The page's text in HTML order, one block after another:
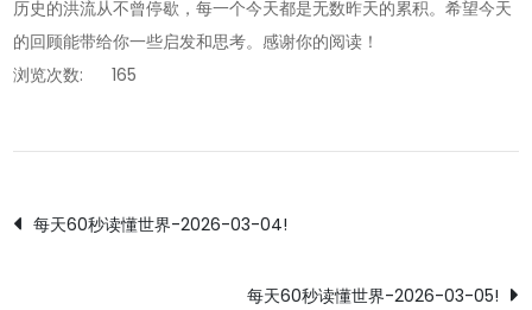
历史的洪流从不曾停歇，每一个今天都是无数昨天的累积。希望今天
的回顾能带给你一些启发和思考。感谢你的阅读！
浏览次数:
165
文
每天60秒读懂世界-2026-03-04!
每天60秒读懂世界-2026-03-05!